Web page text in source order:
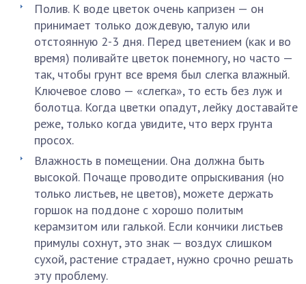
Полив. К воде цветок очень капризен — он
принимает только дождевую, талую или
отстоянную 2-3 дня. Перед цветением (как и во
время) поливайте цветок понемногу, но часто —
так, чтобы грунт все время был слегка влажный.
Ключевое слово — «слегка», то есть без луж и
болотца. Когда цветки опадут, лейку доставайте
реже, только когда увидите, что верх грунта
просох.
Влажность в помещении. Она должна быть
высокой. Почаще проводите опрыскивания (но
только листьев, не цветов), можете держать
горшок на поддоне с хорошо политым
керамзитом или галькой. Если кончики листьев
примулы сохнут, это знак — воздух слишком
сухой, растение страдает, нужно срочно решать
эту проблему.